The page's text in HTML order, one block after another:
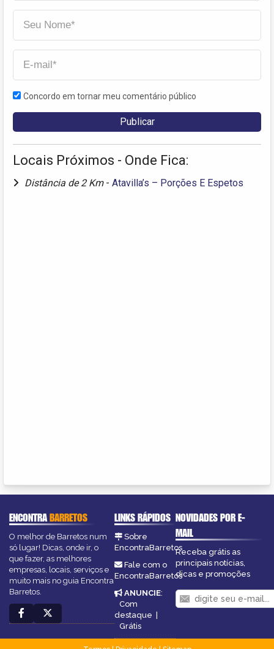
Concordo em tornar meu comentário público
Locais Próximos - Onde Fica:
Distância de 2 Km - Atavilla’s – Porções E Espetos
ENCONTRABARRETOS
O melhor de Barretos num
só lugar! Dicas, onde ir, o
que fazer, as melhores
empresas, locais, serviços e
muito mais no guia Encontra
Barretos.
LINKS RÁPIDOS
Sobre
EncontraBarretos
Fale com o
EncontraBarretos
ANUNCIE:
Com
destaque
Grátis
NOVIDADES POR E-
MAIL
Receba grátis as
principais notícias,
dicas e promoções